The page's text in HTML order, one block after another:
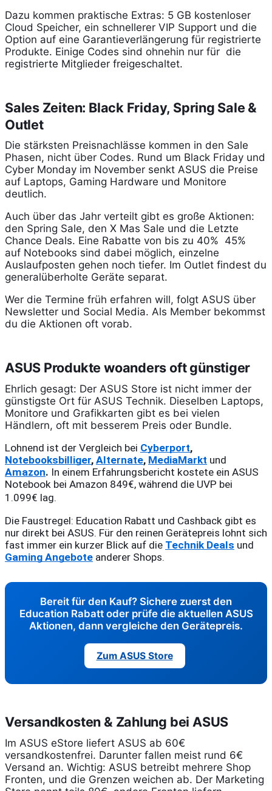
Dazu kommen praktische Extras: 5 GB kostenloser
Cloud Speicher, ein schnellerer VIP Support und die
Option auf eine Garantieverlängerung für registrierte
Produkte. Einige Codes sind ohnehin nur für die
registrierte Mitglieder freigeschaltet.
Sales Zeiten: Black Friday, Spring Sale &
Outlet
Die stärksten Preisnachlässe kommen in den Sale
Phasen, nicht über Codes. Rund um Black Friday und
Cyber Monday im November senkt ASUS die Preise
auf Laptops, Gaming Hardware und Monitore
deutlich.
Auch über das Jahr verteilt gibt es große Aktionen:
den Spring Sale, den X Mas Sale und die Letzte
Chance Deals. Eine Rabatte von bis zu 40% 45%
auf Notebooks sind dabei möglich, einzelne
Auslaufposten gehen noch tiefer. Im Outlet findest du
generalüberholte Geräte separat.
Wer die Termine früh erfahren will, folgt ASUS über
Newsletter und Social Media. Als Member bekommst
du die Aktionen oft vorab.
ASUS Produkte woanders oft günstiger
Ehrlich gesagt: Der ASUS Store ist nicht immer der
günstigste Ort für ASUS Technik. Dieselben Laptops,
Monitore und Grafikkarten gibt es bei vielen
Händlern, oft mit besserem Preis oder Bundle.
Lohnend ist der Vergleich bei Cyberport
Notebooksbilliger, Alternate, MediaMarkt
Amazon. In einem Erfahrungsbericht kostete ein ASUS
Notebook bei Amazon 849€, während die UVP bei
1.099€ lag.
Die Faustregel: Education Rabatt und Cashback gibt es
nur direkt bei ASUS. Für den reinen Gerätepreis lohnt sich
fast immer ein kurzer Blick auf die Technik Deals
Gaming Angebote anderer Shops.
Bereit für den Kauf? Sichere zuerst den
Education Rabatt oder prüfe die aktuellen ASUS
Aktionen, dann vergleiche den Gerätepreis.
Zum ASUS Store
Versandkosten & Zahlung bei ASUS
Im ASUS eStore liefert ASUS ab 60€
versandkostenfrei. Darunter fallen meist rund 6€
Versand an. Wichtig: ASUS betreibt mehrere Shop
Fronten, und die Grenzen weichen ab. Der Marketing